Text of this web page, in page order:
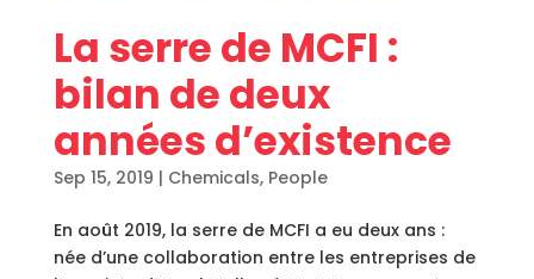
La serre de MCFI :
bilan de deux
années d’existence
Sep 15, 2019 | Chemicals, People
En août 2019, la serre de MCFI a eu deux ans :
née d’une collaboration entre les entreprises de